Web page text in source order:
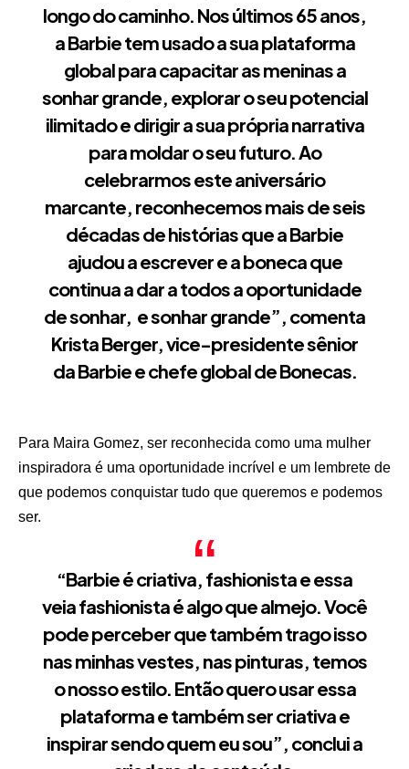
longo do caminho. Nos últimos 65 anos,
a Barbie tem usado a sua plataforma
global para capacitar as meninas a
sonhar grande, explorar o seu potencial
ilimitado e dirigir a sua própria narrativa
para moldar o seu futuro. Ao
celebrarmos este aniversário
marcante, reconhecemos mais de seis
décadas de histórias que a Barbie
ajudou a escrever e a boneca que
continua a dar a todos a oportunidade
de sonhar, e sonhar grande”, comenta
Krista Berger, vice-presidente sênior
da Barbie e chefe global de Bonecas.
Para Maira Gomez, ser reconhecida como uma mulher
inspiradora é uma oportunidade incrível e um lembrete de
que podemos conquistar tudo que queremos e podemos
ser.
“Barbie é criativa, fashionista e essa
veia fashionista é algo que almejo. Você
pode perceber que também trago isso
nas minhas vestes, nas pinturas, temos
o nosso estilo. Então quero usar essa
plataforma e também ser criativa e
inspirar sendo quem eu sou”, conclui a